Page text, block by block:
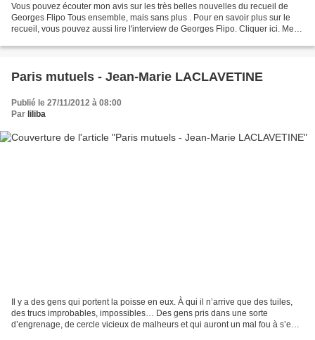
Vous pouvez écouter mon avis sur les très belles nouvelles du recueil de
Georges Flipo Tous ensemble, mais sans plus . Pour en savoir plus sur le
recueil, vous pouvez aussi lire l'interview de Georges Flipo. Cliquer ici. Merci
Paris mutuels - Jean-Marie LACLAVETINE
Publié le 27/11/2012 à 08:00
Par liliba
Il y a des gens qui portent la poisse en eux. À qui il n’arrive que des tuiles,
des trucs improbables, impossibles… Des gens pris dans une sorte
d’engrenage, de cercle vicieux de malheurs et qui auront un mal fou à s’en